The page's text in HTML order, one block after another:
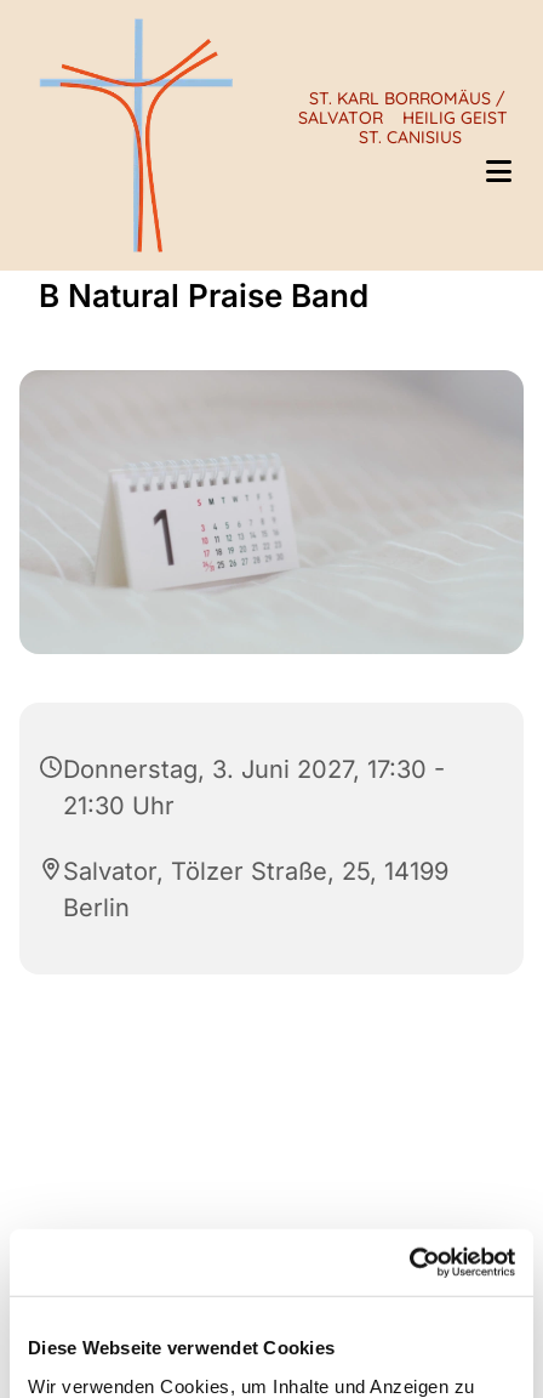
Diese Webseite verwendet Cookies
Wir verwenden Cookies, um Inhalte und Anzeigen zu
ST. KARL BORROMÄUS /
SALVATOR
HEILIG GEIST
ST. CANISIUS
B Natural Praise Band
Donnerstag, 3. Juni 2027, 17:30 -
21:30 Uhr
Salvator, Tölzer Straße, 25, 14199
Berlin